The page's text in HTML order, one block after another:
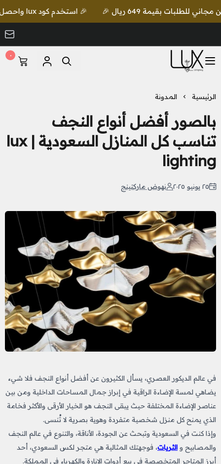
🎉 استخدم كود lux واحصل على خصم إضافي مع شحن مجاني للطلبات بقيمة 649 ريال 🎉
LUX Lighting
٠
الرئيسية المدونة
بالصور أفضل أنواع النجف
تناسب كل المنازل السعودية | lux
lighting
٢٥ يونيو ٢٠٢٥ نهوض ماركتينج
في عالم الديكور العصري، يسأل الكثيرون عن أفضل أنواع النجف فلا شيء
يضاهي لمسة الإضاءة الراقية في إبراز جمال المساحات الداخلية ومن بين
عناصر الإضاءة المختلفة حيث يبقى النجف هو الخيار الأرقى والأكثر فخامة
الذي يمنح كل منزل شخصية متفردة وهوية بصرية لا تُنسى.
وإذا كنت في السعودية وتبحث عن الجودة، الأناقة، والتنوع في عالم النجف
والمصابيح و الثريات، فوجهتك المثالية هي متجر لكس السعودي، أحد
أبرز المتاجر المتخصصة في بيع أدوات الإنارة والكهرباء في المملكة.